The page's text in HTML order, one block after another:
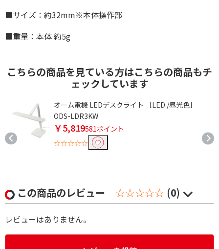
■サイズ：約32mm※本体操作部
■重量：本体 約5g
こちらの商品を見ている方はこちらの商品もチ
ェックしています
オーム電機 LEDデスクライト ［LED /昼光色］
ODS-LDR3KW
￥5,819581ポイント
☆☆☆☆☆
この商品のレビュー ☆☆☆☆☆ (0)
レビューはありません。